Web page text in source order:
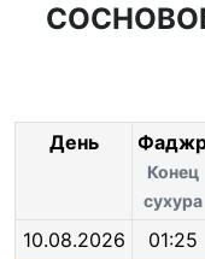
День
Конец
сухура
10.08.2026 01:25